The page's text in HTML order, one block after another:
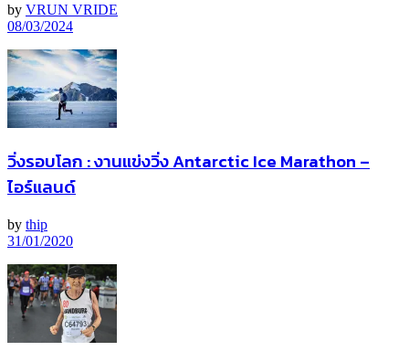
by VRUN VRIDE
08/03/2024
วิ่งรอบโลก : งานแข่งวิ่ง Antarctic Ice Marathon –
ไอร์แลนด์
by thip
31/01/2020